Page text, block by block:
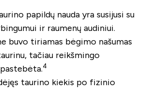
papildų nauda yra susijusi su
ir raumenų audiniui.
buvo tiriamas bėgimo našumas
tačiau reikšmingo
4
taurino kiekis po fizinio